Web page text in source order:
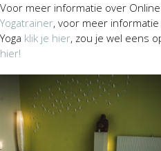
Voor meer informatie over Online
Yogatrainer, voor meer
Yoga klik je hier, zou je wel eens
hier!